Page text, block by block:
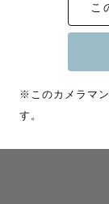
これから先も
時々見返して
あたたかい気
心を込めて撮影
という方もご
こ
※このカメラマ
す。